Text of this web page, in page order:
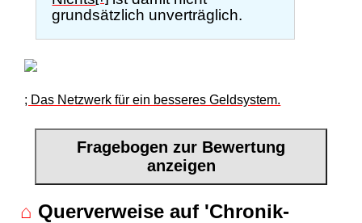
grundsätzlich unverträglich.
; Das Netzwerk für ein besseres Geldsystem.
Fragebogen zur Bewertung
anzeigen
⌂ Querverweise auf 'Chronik-